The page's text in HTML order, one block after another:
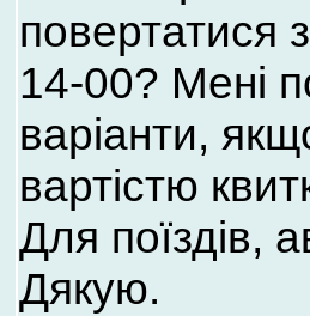
повертатися
14-00? Мені
варіанти,
вартістю
Для поїздів,
Дякую.